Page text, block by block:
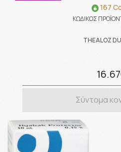
167
ΚΩΔΙΚΟΣ
THEALOZ
Σύντομα